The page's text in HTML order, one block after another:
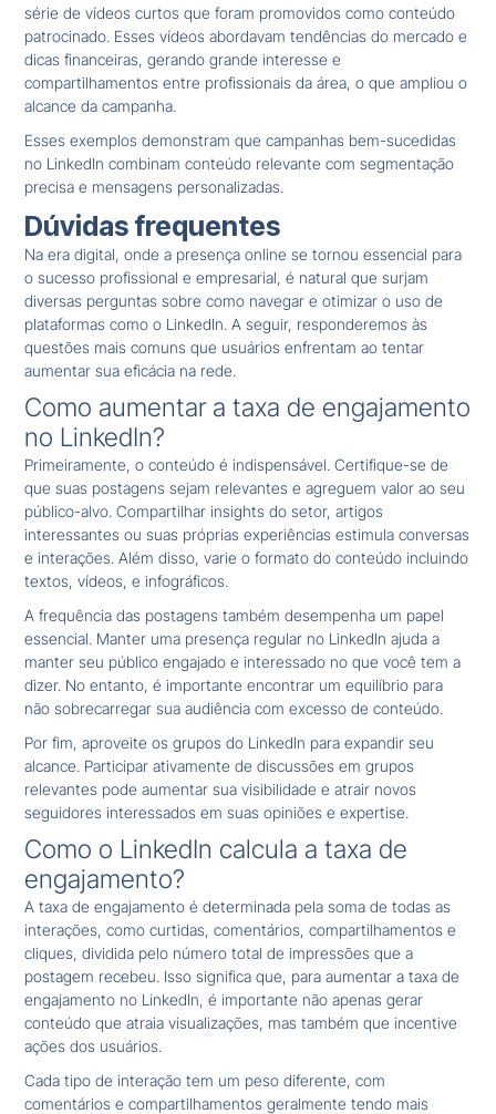
série de vídeos curtos que foram promovidos como conteúdo
patrocinado. Esses vídeos abordavam tendências do mercado e
dicas financeiras, gerando grande interesse e
compartilhamentos entre profissionais da área, o que ampliou o
alcance da campanha.
Esses exemplos demonstram que campanhas bem-sucedidas
no LinkedIn combinam conteúdo relevante com segmentação
precisa e mensagens personalizadas.
Dúvidas frequentes
Na era digital, onde a presença online se tornou essencial para
o sucesso profissional e empresarial, é natural que surjam
diversas perguntas sobre como navegar e otimizar o uso de
plataformas como o LinkedIn. A seguir, responderemos às
questões mais comuns que usuários enfrentam ao tentar
aumentar sua eficácia na rede.
Como aumentar a taxa de engajamento
no LinkedIn?
Primeiramente, o conteúdo é indispensável. Certifique-se de
que suas postagens sejam relevantes e agreguem valor ao seu
público-alvo. Compartilhar insights do setor, artigos
interessantes ou suas próprias experiências estimula conversas
e interações. Além disso, varie o formato do conteúdo incluindo
textos, vídeos, e infográficos.
A frequência das postagens também desempenha um papel
essencial. Manter uma presença regular no LinkedIn ajuda a
manter seu público engajado e interessado no que você tem a
dizer. No entanto, é importante encontrar um equilíbrio para
não sobrecarregar sua audiência com excesso de conteúdo.
Por fim, aproveite os grupos do LinkedIn para expandir seu
alcance. Participar ativamente de discussões em grupos
relevantes pode aumentar sua visibilidade e atrair novos
seguidores interessados em suas opiniões e expertise.
Como o LinkedIn calcula a taxa de
engajamento?
A taxa de engajamento é determinada pela soma de todas as
interações, como curtidas, comentários, compartilhamentos e
cliques, dividida pelo número total de impressões que a
postagem recebeu. Isso significa que, para aumentar a taxa de
engajamento no LinkedIn, é importante não apenas gerar
conteúdo que atraia visualizações, mas também que incentive
ações dos usuários.
Cada tipo de interação tem um peso diferente, com
comentários e compartilhamentos geralmente tendo mais